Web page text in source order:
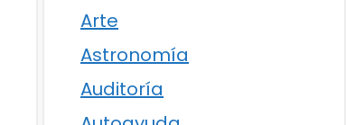
Arte
Astronomía
Auditoría